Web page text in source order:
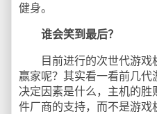
健身。
谁会笑到最后？
目前进行的次世代游戏
赢家呢？其实看一看前几
决定因素是什么，主机的
件厂商的支持，而不是游